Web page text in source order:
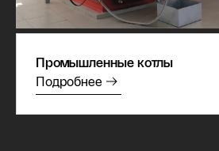
Промышленные котлы
Подробнее